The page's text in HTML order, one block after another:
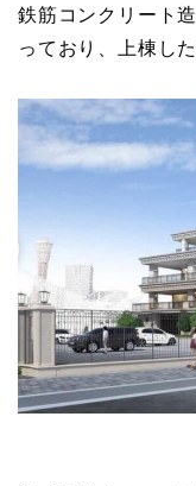
鉄筋コンクリート
っており、上棟し